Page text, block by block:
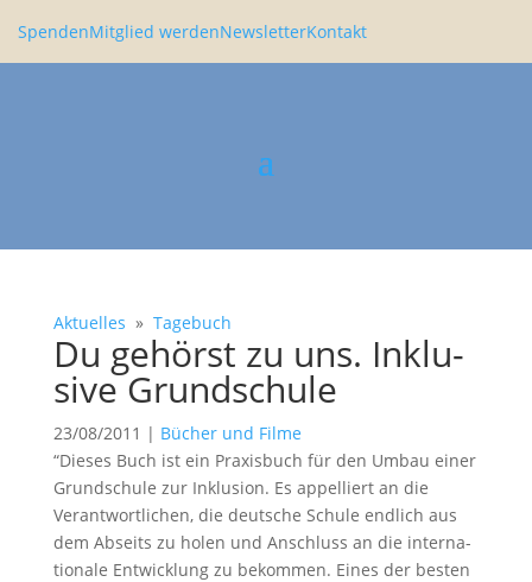
SpendenMitglied werdenNewsletterKontakt
Aktuelles » Tagebuch
Du gehörst zu uns. Inklu­
sive Grund­schule
23/08/2011 | Bücher und Filme
“Dieses Buch ist ein Praxis­buch für den Umbau einer
Grund­schule zur Inklu­sion. Es appel­liert an die
Verant­wort­li­chen, die deutsche Schule endlich aus
dem Abseits zu holen und Anschluss an die inter­na­
tio­nale Entwick­lung zu bekommen. Eines der besten